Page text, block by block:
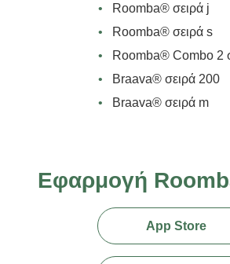
•
Roomba® σειρά j
•
Roomba® σειρά s
•
Roomba® Combo 2
•
Braava® σειρά 200
•
Braava® σειρά m
Εφαρμογή
App Store